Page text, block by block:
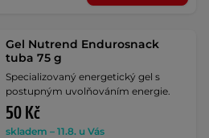
Gel Nutrend Endurosnack
tuba 75 g
Specializovaný energetický gel s
postupným uvolňováním energie.
50 Kč
skladem – 11.8. u Vás